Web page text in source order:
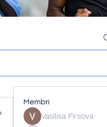
Membri
Vasilisa Firsova